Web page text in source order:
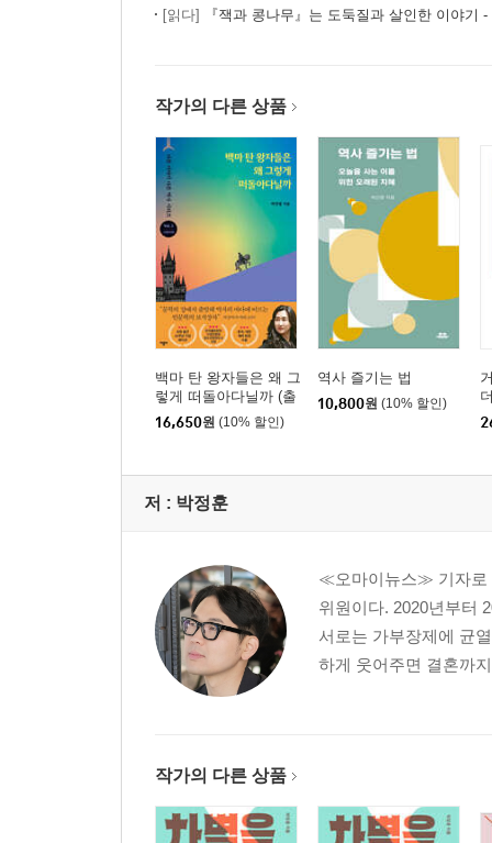
[읽다] 『잭과 콩나무』는 도둑질과 살인한 이야기 -
작가의 다른 상품
백마 탄 왕자들은 왜 그
렇게 떠돌아다닐까 (출
간 10주년 기념 리커버
에디션)
16,650원 (10% 할인)
역사 즐기는 법
10,800원 (10% 할인)
저 : 박정훈
≪오마이뉴스≫ 기자로
위원이다. 2020년부터
서로는 가부장제에 균
하게 웃어주면 결혼까
작가의 다른 상품